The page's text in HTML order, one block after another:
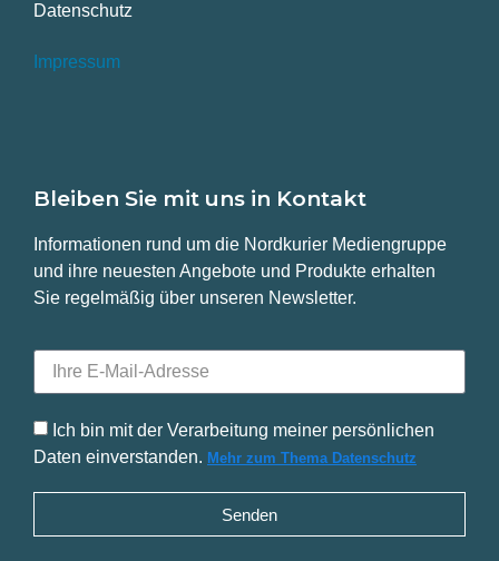
Datenschutz
Impressum
Bleiben Sie mit uns in Kontakt
Informationen rund um die Nordkurier Mediengruppe
und ihre neuesten Angebote und Produkte erhalten
Sie regelmäßig über unseren Newsletter.
Ich bin mit der Verarbeitung meiner persönlichen
Daten einverstanden. Mehr zum Thema Datenschutz
Senden